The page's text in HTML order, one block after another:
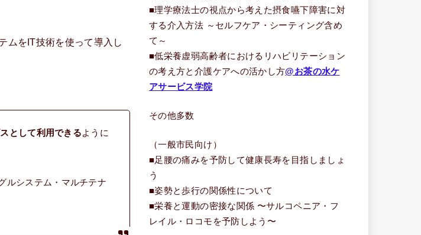
ムをIT技術を使って導入し
として利用できるように
ルシステム・マルチテナ
■理学療法士の視点から考えた摂食嚥下障害に対
する介入方法 ～セルフケア・シーティング含め
て～
■低栄養虚弱高齢者におけるリハビリテーション
の考え方と介護ケアへの活かし方@お茶の水ケ
アサービス学院
その他多数
（一般市民向け）
■足腰の痛みを予防して健康長寿を目指しましょ
う
■姿勢と歩行の関係性について
■栄養と運動の密接な関係 〜サルコペニア・フ
レイル・ロコモを予防しよう〜